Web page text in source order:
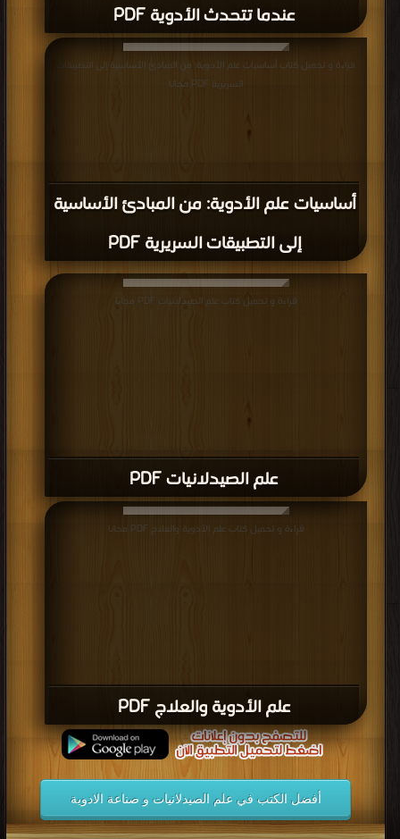
عندما تتحدث الأدوية PDF
أساسيات علم الأدوية: من المبادئ الأساسية
إلى التطبيقات السريرية PDF
قراءة و تحميل كتاب أساسيات علم الأدوية: من المبادئ الأساسية إلى التطبيقات
السريرية PDF مجانا
علم الصيدلانيات PDF
قراءة و تحميل كتاب علم الصيدلانيات PDF مجانا
علم الأدوية والعلاج PDF
قراءة و تحميل كتاب علم الأدوية والعلاج PDF مجانا
أفضل الكتب في علم الصيدلانيات و صناعة الادوية